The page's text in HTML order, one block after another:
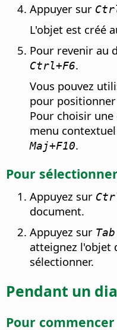
Appuyer sur
L'objet est créé
Pour revenir au
Ctrl+F6.
Vous pouvez
pour
Pour choisir
menu
Maj+F10.
Pour
Appuyez sur
document.
Appuyez sur Tab
atteignez l'objet
sélectionner.
Pendant un
Pour